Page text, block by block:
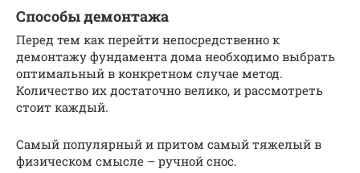
Способы демонтажа
Перед тем как перейти непосредственно к
демонтажу фундамента дома необходимо выбрать
оптимальный в конкретном случае метод.
Количество их достаточно велико, и рассмотреть
стоит каждый.
Самый популярный и притом самый тяжелый в
физическом смысле – ручной снос.